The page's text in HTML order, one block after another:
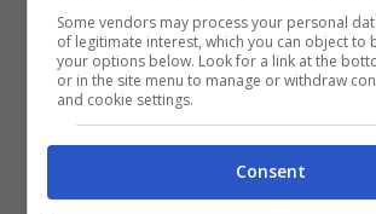
Quando i gatti dormono in
gli umani spesso fraintendono il
“sono pienamente a mio agio”
“qualcuno mi gratti il pancino”
Some vendors may process your personal
of legitimate interest, which you can object to
your options below. Look for a link at the
or in the site menu to manage or withdraw
and cookie settings.
Consent